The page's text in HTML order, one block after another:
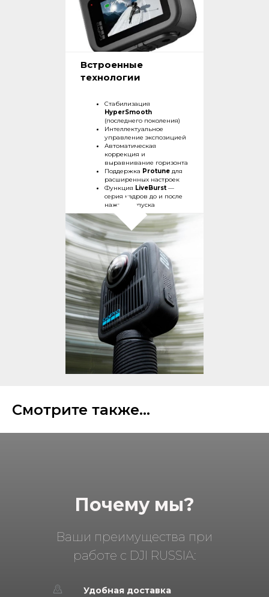
Стабилизация
HyperSmooth
(последнего поколения)
Интеллектуальное
управление экспозицией
Автоматическая
коррекция и
выравнивание горизонта
Поддержка Protune для
расширенных настроек
Функция LiveBurst—
серия кадров до и после
нажатия спуска
Встроенные
технологии
Смотрите также...
Почему мы?
Ваши преимущества при
работе с DJI RUSSIA:
Удобная доставка